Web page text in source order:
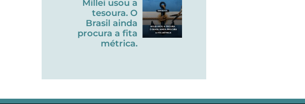
Millei usou a
tesoura. O
Brasil ainda
procura a fita
métrica.